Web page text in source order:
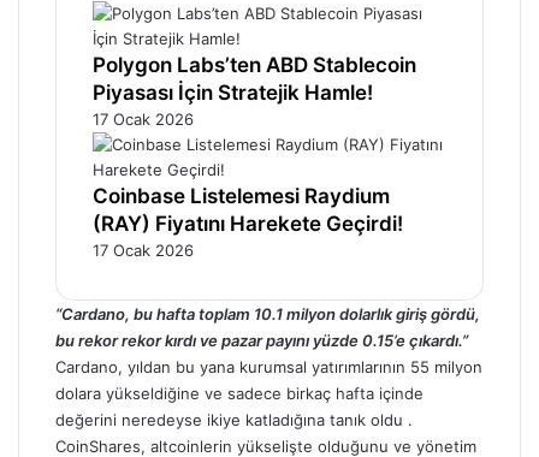
Polygon Labs’ten ABD Stablecoin
Piyasası İçin Stratejik Hamle!
17 Ocak 2026
Coinbase Listelemesi Raydium
(RAY) Fiyatını Harekete Geçirdi!
17 Ocak 2026
“Cardano, bu hafta toplam 10.1 milyon dolarlık giriş gördü,
bu rekor rekor kırdı ve pazar payını yüzde 0.15’e çıkardı.”
Cardano, yıldan bu yana kurumsal yatırımlarının 55 milyon
dolara yükseldiğine ve sadece birkaç hafta içinde
değerini neredeyse ikiye katladığına tanık oldu .
CoinShares, altcoinlerin yükselişte olduğunu ve yönetim